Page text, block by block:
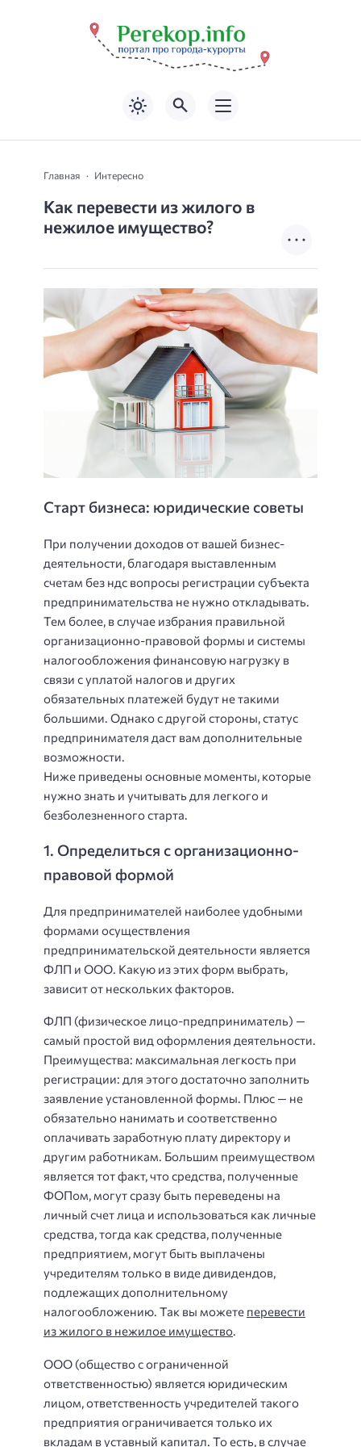
Главная Интересно
Как перевести из жилого в
нежилое имущество?
Старт бизнеса: юридические советы
При получении доходов от вашей бизнес-
деятельности, благодаря выставленным
счетам без ндс вопросы регистрации субъекта
предпринимательства не нужно откладывать.
Тем более, в случае избрания правильной
организационно-правовой формы и системы
налогообложения финансовую нагрузку в
связи с уплатой налогов и других
обязательных платежей будут не такими
большими. Однако с другой стороны, статус
предпринимателя даст вам дополнительные
возможности.
Ниже приведены основные моменты, которые
нужно знать и учитывать для легкого и
безболезненного старта.
1. Определиться с организационно-
правовой формой
Для предпринимателей наиболее удобными
формами осуществления
предпринимательской деятельности является
ФЛП и ООО. Какую из этих форм выбрать,
зависит от нескольких факторов.
ФЛП (физическое лицо-предприниматель) —
самый простой вид оформления деятельности.
Преимущества: максимальная легкость при
регистрации: для этого достаточно заполнить
заявление установленной формы. Плюс — не
обязательно нанимать и соответственно
оплачивать заработную плату директору и
другим работникам. Большим преимуществом
является тот факт, что средства, полученные
ФОПом, могут сразу быть переведены на
личный счет лица и использоваться как личные
средства, тогда как средства, полученные
предприятием, могут быть выплачены
учредителям только в виде дивидендов,
подлежащих дополнительному
налогообложению. Так вы можете перевести
из жилого в нежилое имущество.
ООО (общество с ограниченной
ответственностью) является юридическим
лицом, ответственность учредителей такого
предприятия ограничивается только их
вкладам в уставный капитал. То есть, в случае